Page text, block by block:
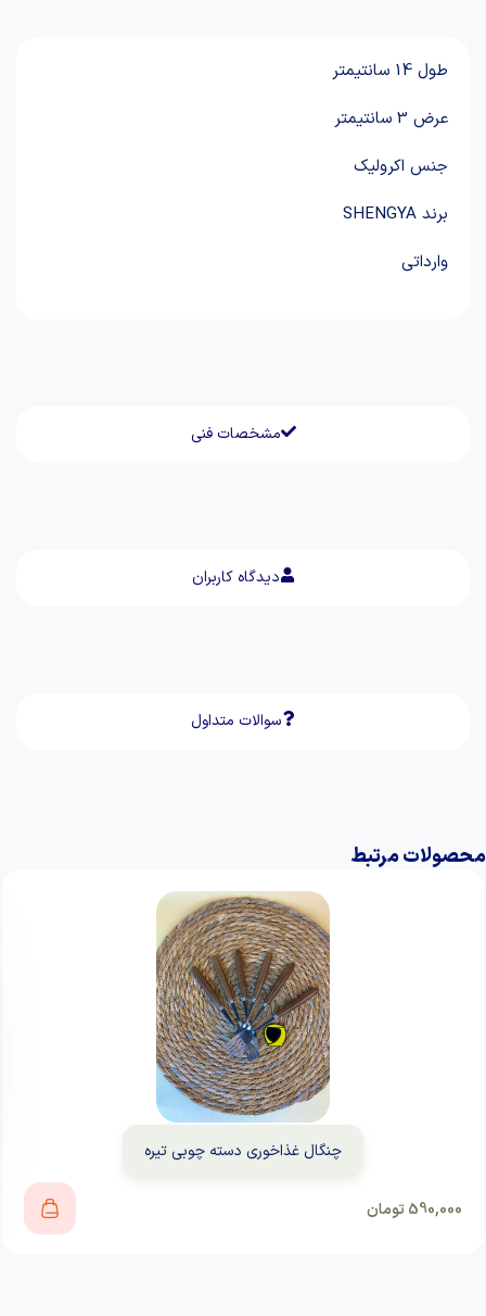
مشخصات فنی
دیدگاه کاربران
سوالات متداول
طول 14 سانتیمتر
عرض 3 سانتیمتر
جنس اکرولیک
برند SHENGYA
وارداتی
محصولات مرتبط
چنگال غذاخوری دسته چوبی تیره
590,000تومان